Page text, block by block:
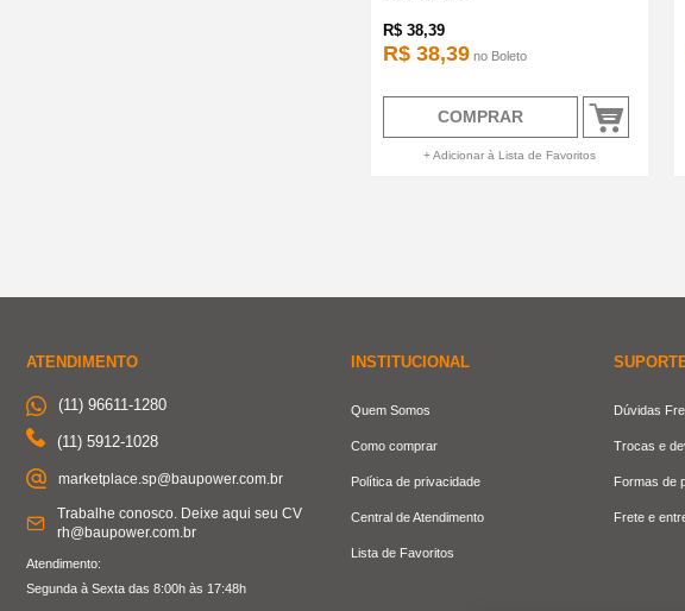
R$ 38,39
R$ 38,39 no Boleto
COMPRAR
+ Adicionar à Lista de Favoritos
ATENDIMENTO
(11) 96611-1280
(11) 5912-1028
marketplace.sp@baupower.com.br
Trabalhe conosco. Deixe aqui seu CV
rh@baupower.com.br
Atendimento:
Segunda à Sexta das 8:00h às 17:48h
INSTITUCIONAL
Quem Somos
Como comprar
Política de privacidade
Central de Atendimento
Lista de Favoritos
Dúvidas
Trocas e
Formas de
Frete e